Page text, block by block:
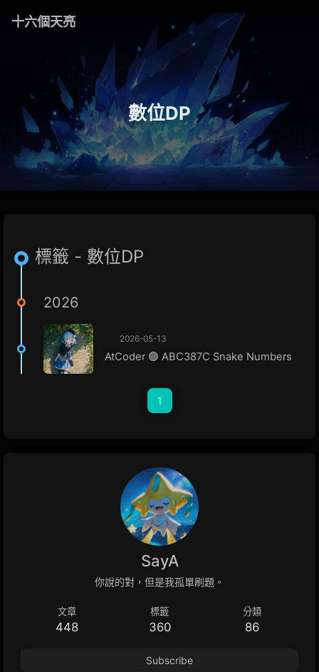
十六個天亮
數位DP
標籤 - 數位DP
2026
2026-05-13
AtCoder 🟢 ABC387C Snake Numbers
1
SayA
你說的對，但是我孤單刷題。
文章
448
標籤
360
分類
86
Subscribe